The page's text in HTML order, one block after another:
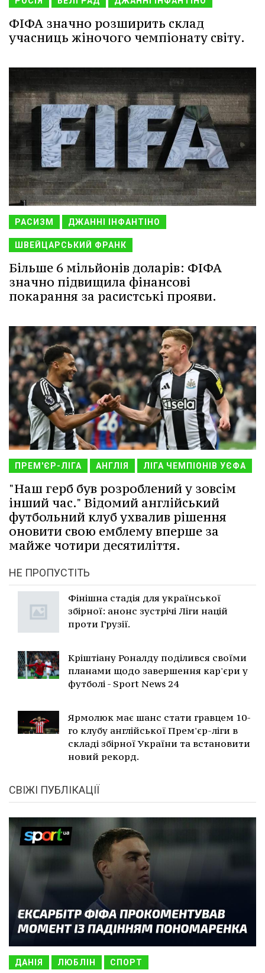
ФІФА значно розширить склад
учасниць жіночого чемпіонату світу.
РАСИЗМ ДЖАННІ ІНФАНТІНО
ШВЕЙЦАРСЬКИЙ ФРАНК
Більше 6 мільйонів доларів: ФІФА
значно підвищила фінансові
покарання за расистські прояви.
ПРЕМ'ЄР-ЛІГА АНГЛІЯ ЛІГА ЧЕМПІОНІВ УЄФА
"Наш герб був розроблений у зовсім
інший час." Відомий англійський
футбольний клуб ухвалив рішення
оновити свою емблему вперше за
майже чотири десятиліття.
НЕ ПРОПУСТІТЬ
Фінішна стадія для української
збірної: анонс зустрічі Ліги націй
проти Грузії.
Кріштіану Роналду поділився своїми
планами щодо завершення кар'єри у
футболі - Sport News 24
Ярмолюк має шанс стати гравцем 10-
го клубу англійської Прем'єр-ліги в
складі збірної України та встановити
новий рекорд.
СВІЖІ ПУБЛІКАЦІЇ
ДАНІЯ ЛЮБЛІН СПОРТ